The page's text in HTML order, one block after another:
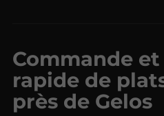
Commande
rapide de
près de Gelos